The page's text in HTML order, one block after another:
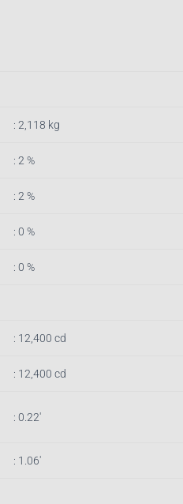
: 2,118 kg
: 2 %
: 2 %
: 0 %
: 0 %
: 12,400 cd
: 12,400 cd
: 0.22′
: 1.06′